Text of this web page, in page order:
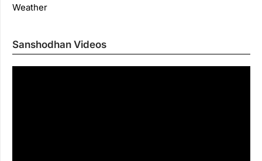
Weather
Sanshodhan Videos